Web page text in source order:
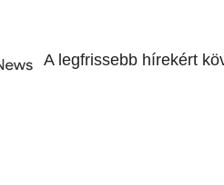
A legfrissebb hírekért